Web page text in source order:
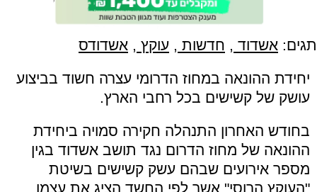
תגים: אשדוד , חדשות , עוקץ , אשדודס
יחידת ההונאה במחוז הדרומי עצרה חשוד בביצוע
עושק של קשישים בכל רחבי הארץ.
בחודש האחרון התנהלה חקירה סמויה ביחידת
ההונאה של מחוז הדרום נגד תושב אשדוד בגין
מספר אירועים שבהם עשק קשישים בשיטת
"העוקץ הרוסי" אשר לפי החשד הציג את עצמו